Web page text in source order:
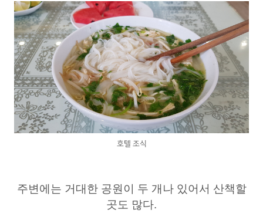
호텔 조식
주변에는 거대한 공원이 두 개나 있어서 산책할
곳도 많다.